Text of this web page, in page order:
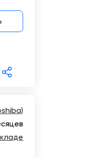
Цифровизация
медицинского
Trade-